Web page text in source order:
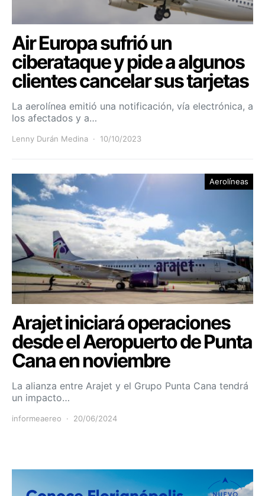
Air Europa sufrió un
ciberataque y pide a algunos
clientes cancelar sus tarjetas
La aerolínea emitió una notificación, vía electrónica, a
los afectados y a…
Lenny Durán Medina 10/10/2023
Aerolíneas
Arajet iniciará operaciones
desde el Aeropuerto de Punta
Cana en noviembre
La alianza entre Arajet y el Grupo Punta Cana tendrá
un impacto…
informeaereo 20/06/2024